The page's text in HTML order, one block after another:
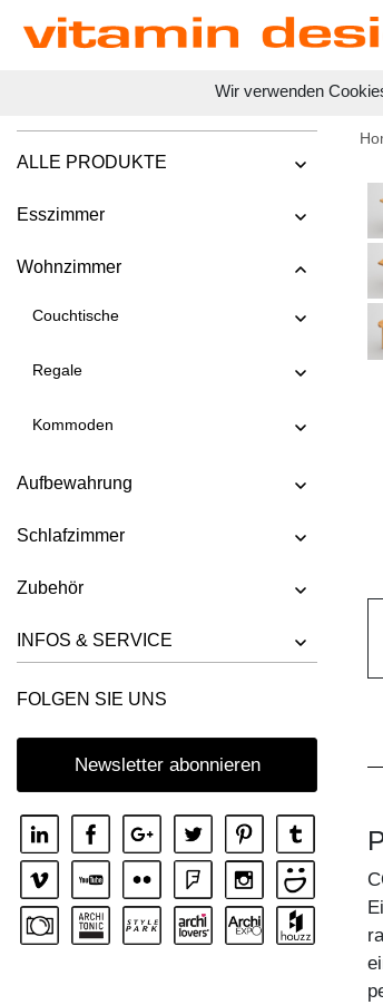
Wir verwenden
ALLE PRODUKTE
Esszimmer
Wohnzimmer
Couchtische
Regale
Kommoden
Aufbewahrung
Schlafzimmer
Zubehör
INFOS & SERVICE
FOLGEN SIE UNS
Newsletter abonnieren